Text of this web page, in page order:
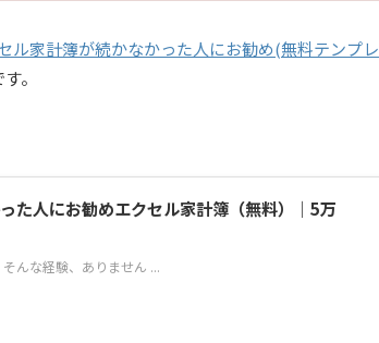
ル家計簿が続かなかった人にお勧め(無料テンプレ
。
た人にお勧めエクセル家計簿（無料）｜5万
んな経験、ありません ...